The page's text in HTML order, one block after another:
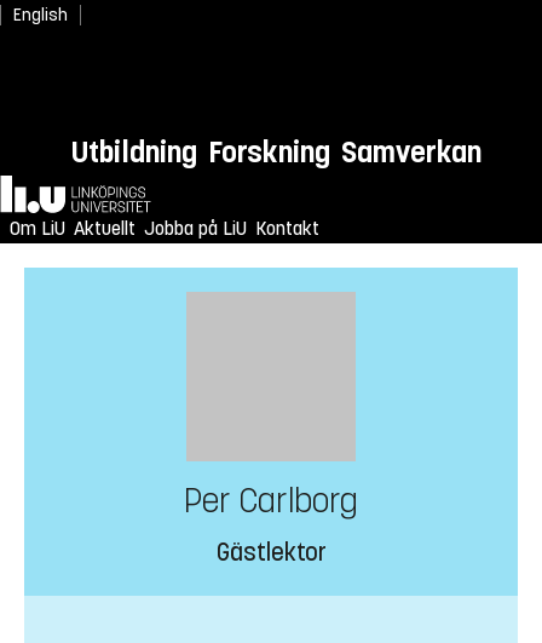
English
Utbildning Forskning Samverkan
Hem
Om LiU Aktuellt Jobba på LiU Kontakt
Per Carlborg
Gästlektor